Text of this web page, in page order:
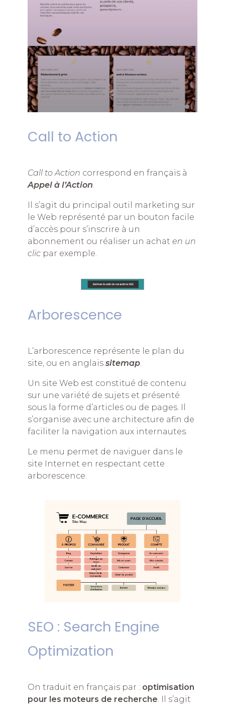
Call to Action
Call to Action correspond en français à
Appel à l’Action.
Il s’agit du principal outil marketing sur
le Web représenté par un bouton facile
d’accès pour s’inscrire à un
abonnement ou réaliser un achat en un
clic par exemple.
Arborescence
L’arborescence représente le plan du
site, ou en anglais sitemap.
Un site Web est constitué de contenu
sur une variété de sujets et présenté
sous la forme d’articles ou de pages. Il
s’organise avec une architecture afin de
faciliter la navigation aux internautes.
Le menu permet de naviguer dans le
site Internet en respectant cette
arborescence.
SEO : Search Engine
Optimization
On traduit en français par : optimisation
pour les moteurs de recherche. Il s’agit